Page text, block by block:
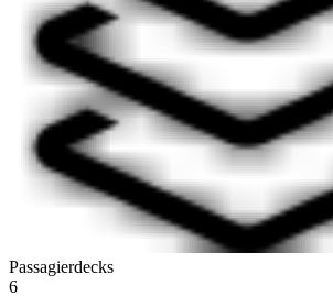
Passagierdecks
6